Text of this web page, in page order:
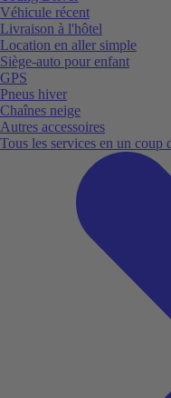
Véhicule récent
Livraison à l'hôtel
Location en aller simple
Siège-auto pour enfant
GPS
Pneus hiver
Chaînes neige
Autres accessoires
Tous les services en un coup